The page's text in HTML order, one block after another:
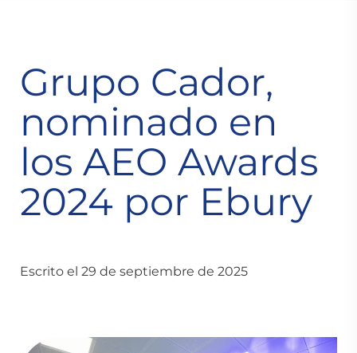
Grupo Cador,
nominado en
los AEO Awards
2024 por Ebury
Escrito el 29 de septiembre de 2025